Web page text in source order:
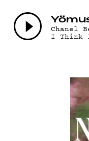
Chanel
I Think